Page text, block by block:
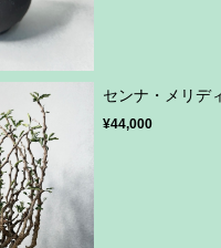
センナ・メリデ
¥44,000